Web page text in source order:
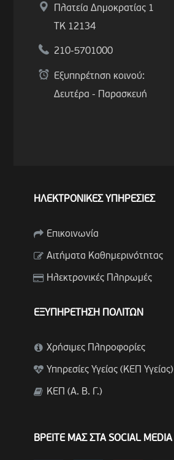
Πλατεία Δημοκρατίας 1
ΤΚ 12134
210-5701000
Εξυπηρέτηση κοινού:
Δευτέρα - Παρασκευή
ΗΛΕΚΤΡΟΝΙΚΕΣ ΥΠΗΡΕΣΙΕΣ
Επικοινωνία
Αιτήματα Καθημερινότητας
Ηλεκτρονικές Πληρωμές
ΕΞΥΠΗΡΕΤΗΣΗ ΠΟΛΙΤΩΝ
Χρήσιμες Πληροφορίες
Υπηρεσίες Υγείας (ΚΕΠ Υγείας)
ΚΕΠ (Α. Β. Γ.)
ΒΡΕΙΤΕ ΜΑΣ ΣΤΑ SOCIAL MEDIA